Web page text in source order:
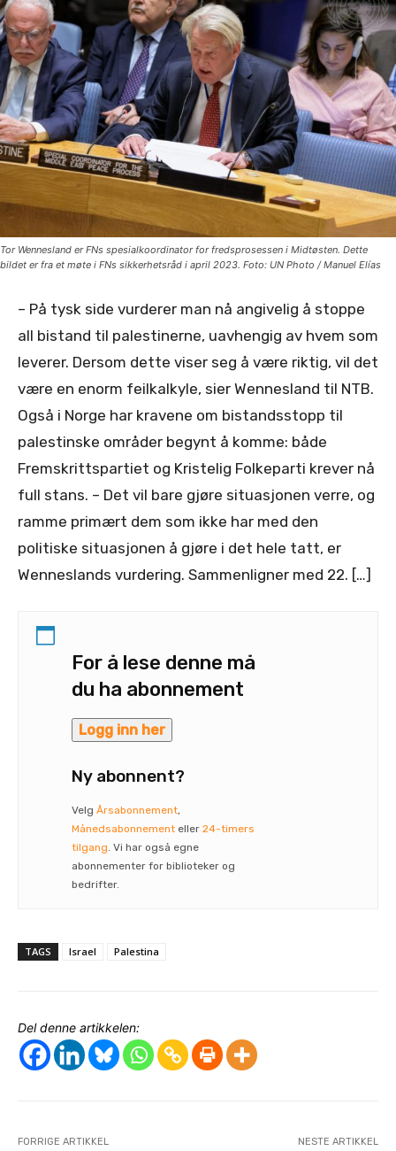
Tor Wennesland er FNs spesialkoordinator for fredsprosessen i Midtøsten. Dette
bildet er fra et møte i FNs sikkerhetsråd i april 2023. Foto: UN Photo / Manuel Elías
– På tysk side vurderer man nå angivelig å stoppe
all bistand til palestinerne, uavhengig av hvem som
leverer. Dersom dette viser seg å være riktig, vil det
være en enorm feilkalkyle, sier Wennesland til NTB.
Også i Norge har kravene om bistandsstopp til
palestinske områder begynt å komme: både
Fremskrittspartiet og Kristelig Folkeparti krever nå
full stans. – Det vil bare gjøre situasjonen verre, og
ramme primært dem som ikke har med den
politiske situasjonen å gjøre i det hele tatt, er
Wenneslands vurdering. Sammenligner med 22. […]
For å lese denne må
du ha abonnement
Logg inn her
Ny abonnent?
Velg Årsabonnement,
Månedsabonnement eller 24-timers
tilgang. Vi har også egne
abonnementer for biblioteker og
bedrifter.
TAGS Israel Palestina
Del denne artikkelen:
FORRIGE ARTIKKEL NESTE ARTIKKEL